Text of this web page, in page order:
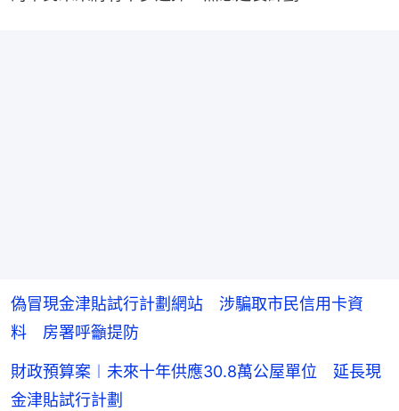
偽冒現金津貼試行計劃網站 涉騙取市民信用卡資
料 房署呼籲提防
財政預算案︱未來十年供應30.8萬公屋單位 延長現
金津貼試行計劃